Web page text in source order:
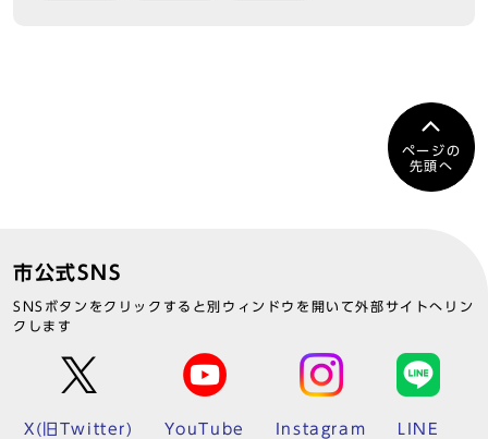
ページの
先頭へ
市公式SNS
SNSボタンをクリックすると別ウィンドウを開いて外部サイトへリン
クします
X(旧Twitter) YouTube Instagram LINE